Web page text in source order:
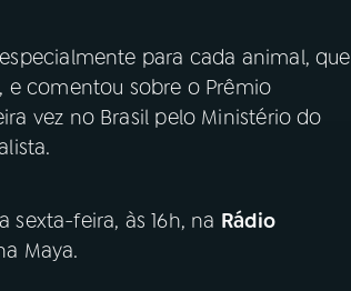
para cada animal, que
comentou sobre o Prêmio
vez no Brasil pelo Ministério do
sexta-feira, às 16h, na Rádio
Maya.